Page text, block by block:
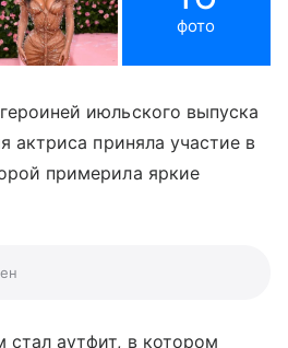
фото
июльского выпуска
актриса приняла участие в
примерила яркие
аутфит, в котором